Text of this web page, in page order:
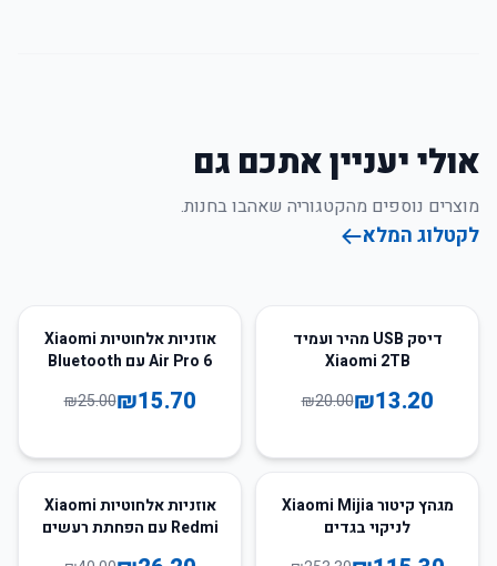
אולי יעניין אתכם גם
מוצרים נוספים מהקטגוריה שאהבו בחנות.
לקטלוג המלא
34
דיסק USB מהיר ועמיד
Xiaomi 2TB
₪13.20
₪20.00
37%
אוזניות אלחוטיות Xiaomi
Air Pro 6 עם Bluetooth
₪15.70
₪25.00
54%
מגהץ קיטור Xiaomi Mijia
לניקוי בגדים
35%
אוזניות אלחוטיות Xiaomi
Redmi עם הפחתת רעשים